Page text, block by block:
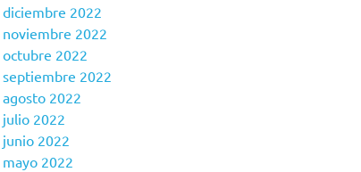
diciembre 2022
noviembre 2022
octubre 2022
septiembre 2022
agosto 2022
julio 2022
junio 2022
mayo 2022